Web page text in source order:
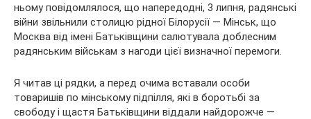
ньому повідомлялося, що напередодні, 3 липня, радянські
війни звільнили столицю рідної Білорусії — Мінськ, що
Москва від імені Батьківщини салютувала доблесним
радянським військам з нагоди цієї визначної перемоги.
Я читав ці рядки, а перед очима вставали особи
товаришів по мінському підпілля, які в боротьбі за
свободу і щастя Батьківщини віддали найдорожче —